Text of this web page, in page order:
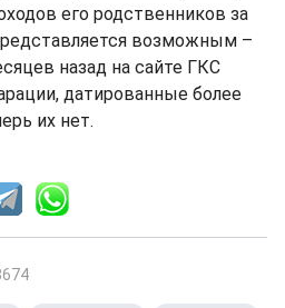
его родственников за
возможным –
назад на сайте ГКС
датированные более
их нет.